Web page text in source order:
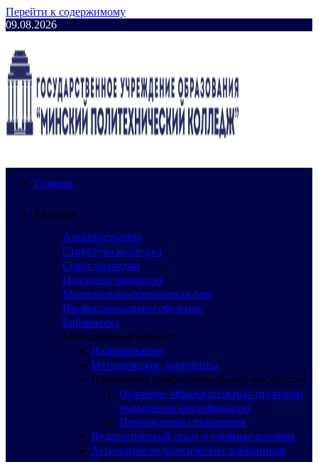
Перейти к содержимому
09.08.2026
Главная
Колледж
Администрация
Структура колледжа
Совет колледжа
Цикловые комиссии
Материально-техническая база
Профессиональное обучение
Библиотека
Методический кабинет
Планирование
Методические документы
Повышение профессионального мастерства
Освоение образовательных программ
повышения квалификации
Прохождение стажировок
Педагогический опыт и учебные пособия
Аттестация педагогических работников